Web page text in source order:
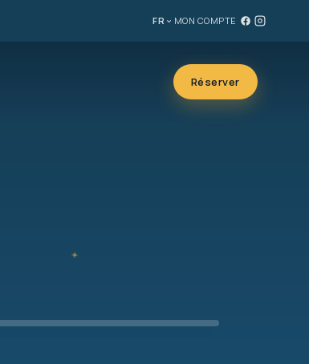
FR MON COMPTE
Réserver